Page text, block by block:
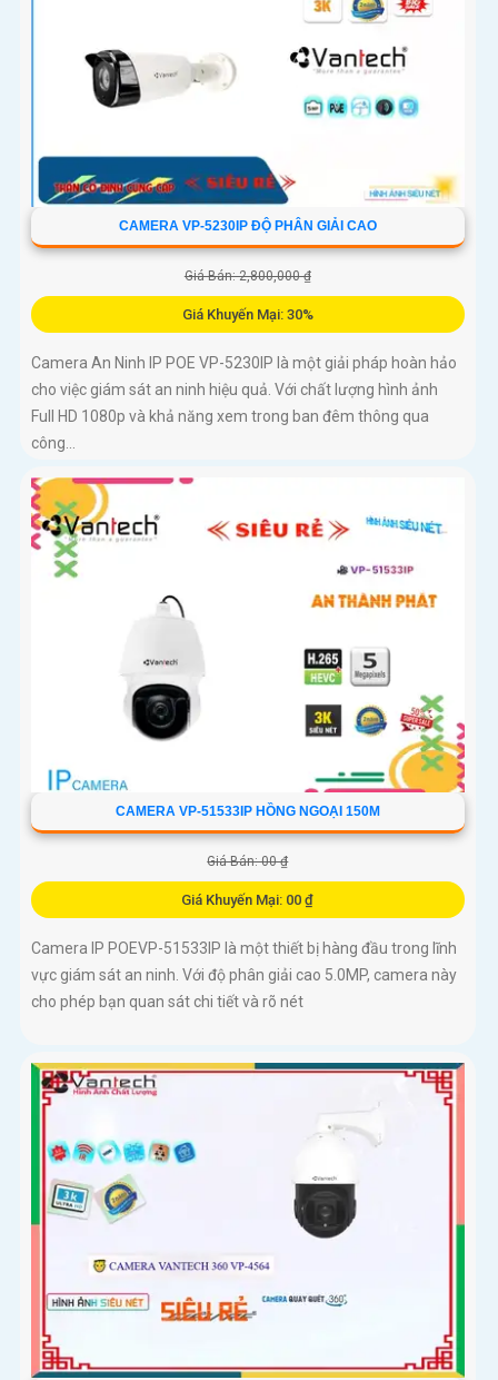
CAMERA VP-5230IP ĐỘ PHÂN GIẢI CAO
Giá Bán: 2,800,000 ₫
Giá Khuyến Mại: 30%
Camera An Ninh IP POE VP-5230IP là một giải pháp hoàn hảo
cho việc giám sát an ninh hiệu quả. Với chất lượng hình ảnh
Full HD 1080p và khả năng xem trong ban đêm thông qua
công...
CAMERA VP-51533IP HỒNG NGOẠI 150M
Giá Bán: 00 ₫
Giá Khuyến Mại: 00 ₫
Camera IP POEVP-51533IP là một thiết bị hàng đầu trong lĩnh
vực giám sát an ninh. Với độ phân giải cao 5.0MP, camera này
cho phép bạn quan sát chi tiết và rõ nét